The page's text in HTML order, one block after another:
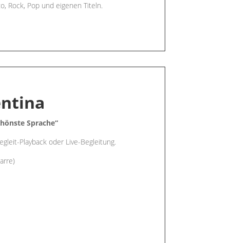
Rock, Pop und eigenen Titeln.
Sprache“
Playback oder Live-Begleitung.